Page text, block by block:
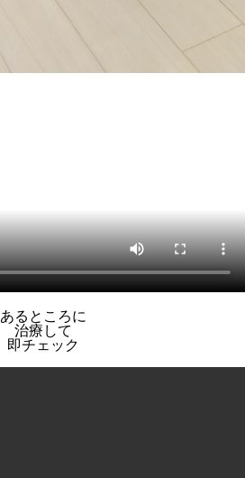
あるところに
治療して
即チェック